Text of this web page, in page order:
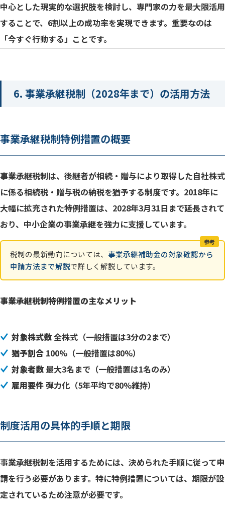
中心とした現実的な選択肢を検討し、専門家の力を最大限活用
することで、6割以上の成功率を実現できます。重要なのは
「今すぐ行動する」ことです。
6. 事業承継税制（2028年まで）の活用方法
事業承継税制特例措置の概要
事業承継税制は、後継者が相続・贈与により取得した自社株式
に係る相続税・贈与税の納税を猶予する制度です。2018年に
大幅に拡充された特例措置は、2028年3月31日まで延長されて
おり、中小企業の事業承継を強力に支援しています。
参考
税制の最新動向については、 事業承継補助金の対象確認から
申請方法まで解説で詳しく解説しています。
事業承継税制特例措置の主なメリット
対象株式数全株式（一般措置は3分の2まで）
猶予割合 100%（一般措置は80%）
対象者数 最大3名まで（一般措置は1名のみ）
雇用要件弾力化（5年平均で80%維持）
制度活用の具体的手順と期限
事業承継税制を活用するためには、決められた手順に従って申
請を行う必要があります。特に特例措置については、期限が設
定されているため注意が必要です。